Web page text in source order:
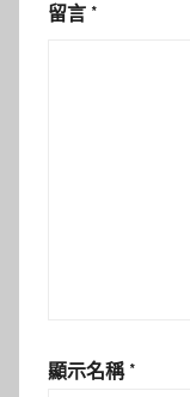
留言 *
顯示名稱 *